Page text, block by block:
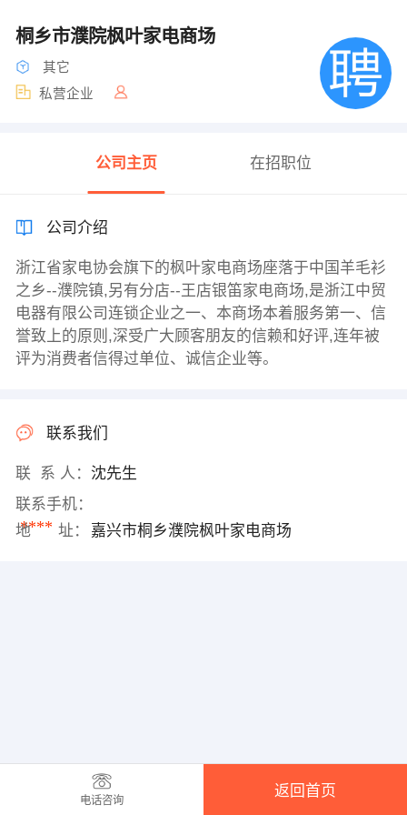
桐乡市濮院枫叶家电商场
其它
私营企业
公司主页 在招职位
公司介绍
浙江省家电协会旗下的枫叶家电商场座落于中国羊毛衫
之乡--濮院镇,另有分店--王店银笛家电商场,是浙江中贸
电器有限公司连锁企业之一、本商场本着服务第一、信
誉致上的原则,深受广大顾客朋友的信赖和好评,连年被
评为消费者信得过单位、诚信企业等。
联系我们
联 系 人： 沈先生
联系手机：
****
地 址： 嘉兴市桐乡濮院枫叶家电商场
电话咨询
返回首页